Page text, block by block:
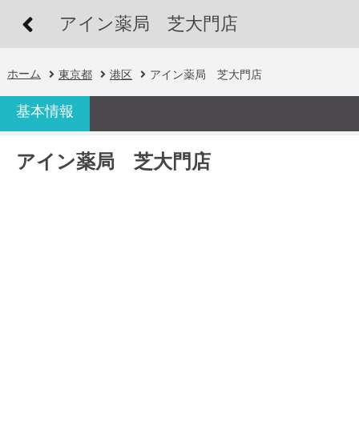
アイン薬局 芝大門店
ホーム 東京都 港区 アイン薬局 芝大門店
基本情報
アイン薬局 芝大門店